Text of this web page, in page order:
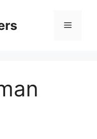
Menu